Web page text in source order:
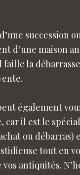
succession
d’une maison
faille la
également
car il est le
ou
tout en
antiquités.